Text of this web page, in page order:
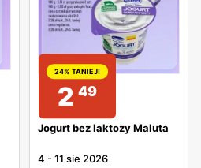
24% TANIEJ!
2 49
Jogurt bez laktozy Maluta
4 -11 sie 2026